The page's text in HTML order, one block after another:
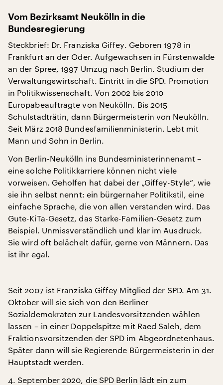
Vom Bezirksamt Neukölln in die
Bundesregierung
Steckbrief: Dr. Franziska Giffey. Geboren 1978 in
Frankfurt an der Oder. Aufgewachsen in Fürstenwalde
an der Spree, 1997 Umzug nach Berlin. Studium der
Verwaltungswirtschaft. Eintritt in die SPD. Promotion
in Politikwissenschaft. Von 2002 bis 2010
Europabeauftragte von Neukölln. Bis 2015
Schulstadträtin, dann Bürgermeisterin von Neukölln.
Seit März 2018 Bundesfamilienministerin. Lebt mit
Mann und Sohn in Berlin.
Von Berlin-Neukölln ins Bundesministerinnenamt –
eine solche Politikkarriere können nicht viele
vorweisen. Geholfen hat dabei der „Giffey-Style“, wie
sie ihn selbst nennt: ein bürgernaher Politikstil, eine
einfache Sprache, die von allen verstanden wird. Das
Gute-KiTa-Gesetz, das Starke-Familien-Gesetz zum
Beispiel. Unmissverständlich und klar im Ausdruck.
Sie wird oft belächelt dafür, gerne von Männern. Das
ist ihr egal.
Seit 2007 ist Franziska Giffey Mitglied der SPD. Am 31.
Oktober will sie sich von den Berliner
Sozialdemokraten zur Landesvorsitzenden wählen
lassen – in einer Doppelspitze mit Raed Saleh, dem
Fraktionsvorsitzenden der SPD im Abgeordnetenhaus.
Später dann will sie Regierende Bürgermeisterin in der
Hauptstadt werden.
4. September 2020, die SPD Berlin lädt ein zum